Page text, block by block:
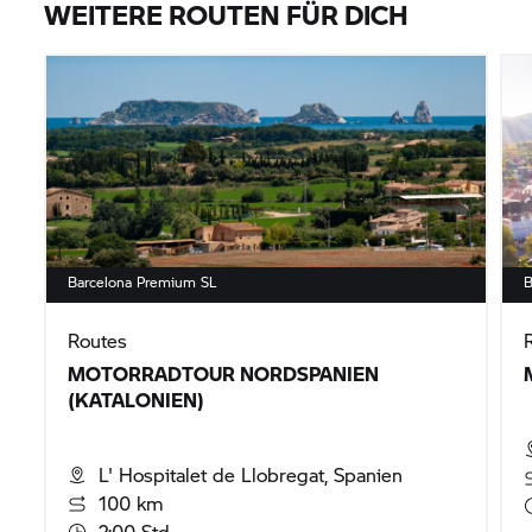
WEITERE ROUTEN FÜR DICH
Barcelona Premium SL
Routes
MOTORRADTOUR NORDSPANIEN
(KATALONIEN)
L' Hospitalet de Llobregat, Spanien
100 km